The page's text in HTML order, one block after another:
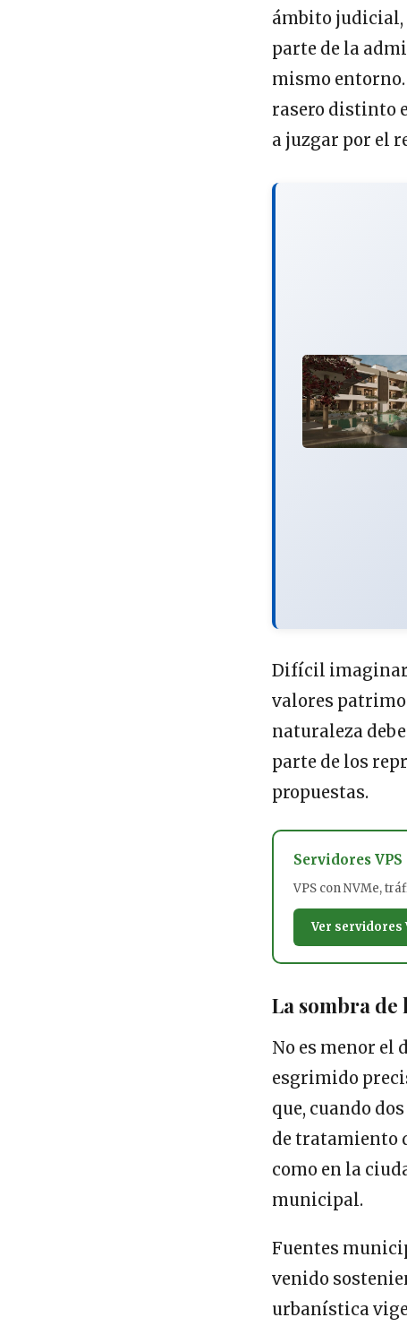
ámbito judicial,
parte de la
mismo
rasero distinto
a juzgar por el
Difícil imaginar
valores
naturaleza
parte de los
propuestas.
Servidores VPS
VPS con NVMe,
Ver servidores
La sombra
No es menor el
esgrimido
que, cuando
de tratamiento
como en la
municipal.
Fuentes
venido
urbanística